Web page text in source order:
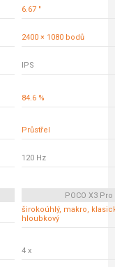
6.67 "
2400 × 1080 bodů
IPS
84.6 %
Průstřel
120 Hz
POCO X3 Pro
širokoúhlý, makro,
hloubkový
4 x